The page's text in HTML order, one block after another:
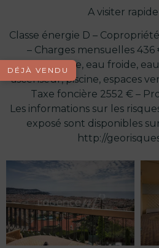
DÉJÀ VENDU
A visiter
Classe énergie D –
– Charges mensuelles
chauffage, eau froide,
ascenseur, piscine, espaces
Taxe foncière 2552 € –
Les informations sur les
exposé sont disponibles
http://